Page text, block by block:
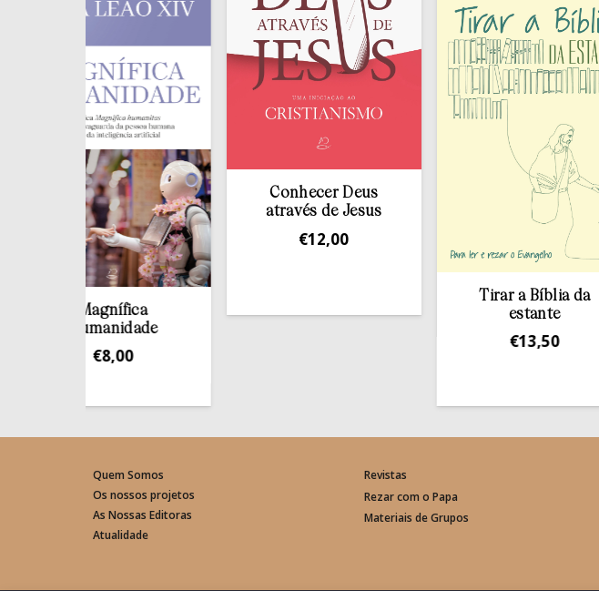
Humanidade
Conhecer Deus
através de Jesus
Tirar a Bíblia da
Quem Somos
Os nossos projetos
As Nossas Editoras
Atualidade
Revistas
Rezar com o Papa
Materiais de Grupos